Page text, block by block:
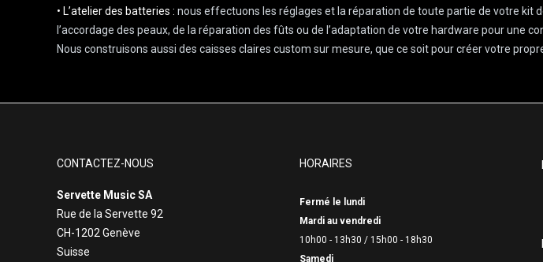
• L’atelier des batteries : nous effectuons les réglages et la réparation de toute partie de votre kit
l’accordage des peaux, de la réparation des fûts ou de l’adaptation de votre hardware pour une
Nous construisons aussi des caisses claires custom sur mesure, que ce soit pour créer votre
CONTACTEZ-NOUS
Servette Music SA
Rue de la Servette 92
CH-1202 Genève
Suisse
HORAIRES
Fermé le lundi
Mardi au vendredi
10h00 - 13h30 /15h00 - 18h30
Samedi